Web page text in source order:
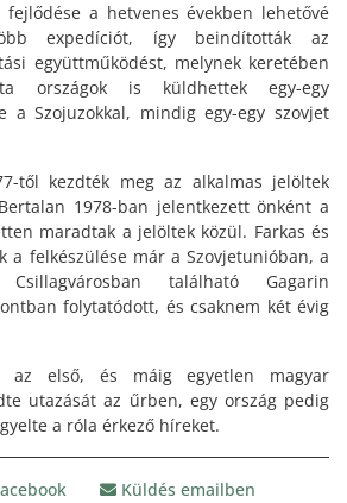
a hetvenes években lehetővé
expedíciót, így beindították az
együttműködést, melynek keretében
országok is küldhettek egy-egy
a Szojuzokkal, mindig egy-egy szovjet
től kezdték meg az alkalmas jelöltek
1978-ban jelentkezett önként a
maradtak a jelöltek közül. Farkas és
a felkészülése már a Szovjetunióban, a
található Gagarin
folytatódott, és csaknem két évig
az első, és máig egyetlen magyar
utazását az űrben, egy ország pedig
a róla érkező híreket.
Küldés emailben